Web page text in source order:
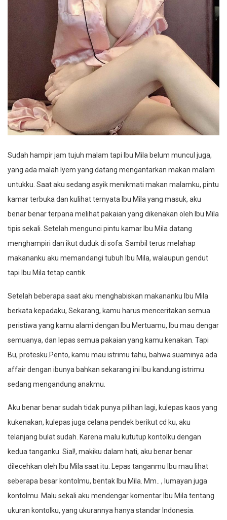
Sudah hampir jam tujuh malam tapi Ibu Mila belum muncul juga,
yang ada malah Iyem yang datang mengantarkan makan malam
untukku. Saat aku sedang asyik menikmati makan malamku, pintu
kamar terbuka dan kulihat ternyata Ibu Mila yang masuk, aku
benar benar terpana melihat pakaian yang dikenakan oleh Ibu Mila
tipis sekali. Setelah mengunci pintu kamar Ibu Mila datang
menghampiri dan ikut duduk di sofa. Sambil terus melahap
makananku aku memandangi tubuh Ibu Mila, walaupun gendut
tapi Ibu Mila tetap cantik.
Setelah beberapa saat aku menghabiskan makananku Ibu Mila
berkata kepadaku, Sekarang, kamu harus menceritakan semua
peristiwa yang kamu alami dengan Ibu Mertuamu, Ibu mau dengar
semuanya, dan lepas semua pakaian yang kamu kenakan. Tapi
Bu, protesku.Pento, kamu mau istrimu tahu, bahwa suaminya ada
affair dengan ibunya bahkan sekarang ini Ibu kandung istrimu
sedang mengandung anakmu.
Aku benar benar sudah tidak punya pilihan lagi, kulepas kaos yang
kukenakan, kulepas juga celana pendek berikut cd ku, aku
telanjang bulat sudah. Karena malu kututup kontolku dengan
kedua tanganku. Sial!, makiku dalam hati, aku benar benar
dilecehkan oleh Ibu Mila saat itu. Lepas tanganmu Ibu mau lihat
seberapa besar kontolmu, bentak Ibu Mila. Mm.. , lumayan juga
kontolmu. Malu sekali aku mendengar komentar Ibu Mila tentang
ukuran kontolku, yang ukurannya hanya standar Indonesia.